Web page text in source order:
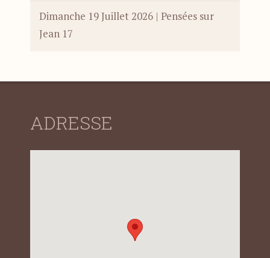
Dimanche 19 Juillet 2026 | Pensées sur
Jean 17
ADRESSE